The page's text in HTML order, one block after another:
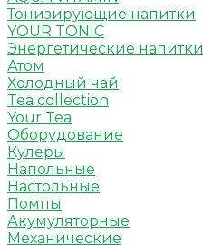
Тонизирующие напитки
YOUR TONIC
Энергетические напитки
Атом
Холодный чай
Tea collection
Your Tea
Оборудование
Кулеры
Напольные
Настольные
Помпы
Акумуляторные
Механические